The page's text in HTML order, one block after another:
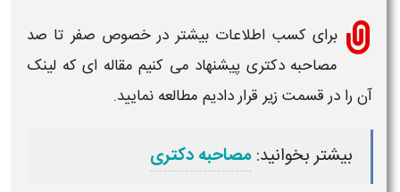
برای کسب اطلاعات بیشتر در خصوص صفر تا صد
مصاحبه دکتری پیشنهاد می کنیم مقاله ای که لینک
آن را در قسمت زیر قرار دادیم مطالعه نمایید.
بیشتر بخوانید:مصاحبه دکتری